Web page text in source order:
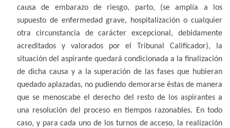
causa de embarazo de riesgo, parto, (se amplía a los
supuesto de enfermedad grave, hospitalización o cualquier
otra circunstancia de carácter excepcional, debidamente
acreditados y valorados por el Tribunal Calificador), la
situación del aspirante quedará condicionada a la finalización
de dicha causa y a la superación de las fases que hubieran
quedado aplazadas, no pudiendo demorarse éstas de manera
que se menoscabe el derecho del resto de los aspirantes a
una resolución del proceso en tiempos razonables. En todo
caso, y para cada uno de los turnos de acceso, la realización